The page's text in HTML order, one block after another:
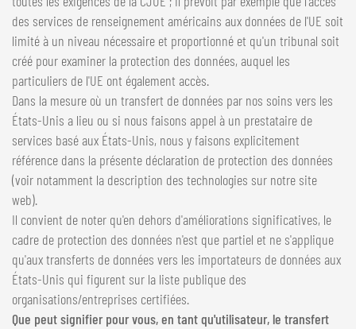
des services de renseignement américains aux données de l'UE soit
limité à un niveau nécessaire et proportionné et qu'un tribunal soit
créé pour examiner la protection des données, auquel les
particuliers de l'UE ont également accès.
Dans la mesure où un transfert de données par nos soins vers les
États-Unis a lieu ou si nous faisons appel à un prestataire de
services basé aux États-Unis, nous y faisons explicitement
référence dans la présente déclaration de protection des données
(voir notamment la description des technologies sur notre site
web).
Il convient de noter qu'en dehors d'améliorations significatives, le
cadre de protection des données n'est que partiel et ne s'applique
qu'aux transferts de données vers les importateurs de données aux
États-Unis qui figurent sur la liste publique des
organisations/entreprises certifiées.
Que peut signifier pour vous, en tant qu'utilisateur, le transfert